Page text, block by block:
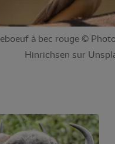
à bec rouge ©
Hinrichsen sur